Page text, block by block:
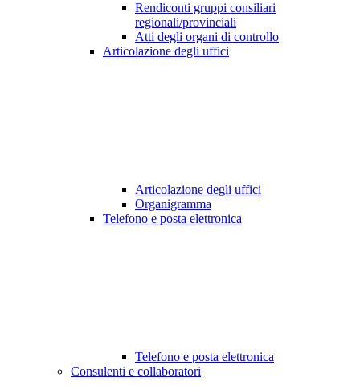
Rendiconti gruppi consiliari
regionali/provinciali
Atti degli organi di controllo
Articolazione degli uffici
Articolazione degli uffici
Organigramma
Telefono e posta elettronica
Telefono e posta elettronica
Consulenti e collaboratori